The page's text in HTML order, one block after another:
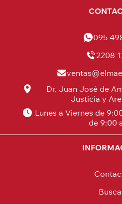
095
2208
Dr. Juan José de
Justicia y
Lunes a Viernes de
de 9:00